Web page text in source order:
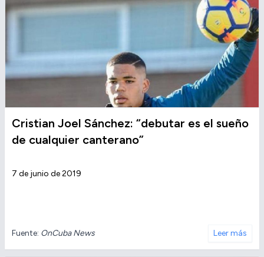
Cristian Joel Sánchez: “debutar es el sueño
de cualquier canterano”
7 de junio de 2019
Fuente: OnCuba News Leer más